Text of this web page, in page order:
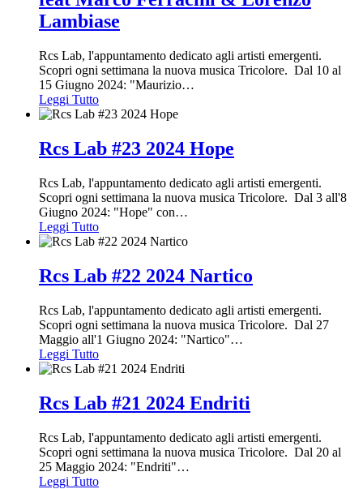
Lambiase
Rcs Lab, l'appuntamento dedicato agli artisti emergenti.
Scopri ogni settimana la nuova musica Tricolore. Dal 10 al
15 Giugno 2024: "Maurizio…
Leggi Tutto
Rcs Lab #23 2024 Hope
Rcs Lab, l'appuntamento dedicato agli artisti emergenti.
Scopri ogni settimana la nuova musica Tricolore. Dal 3 all'8
Giugno 2024: "Hope" con…
Leggi Tutto
Rcs Lab #22 2024 Nartico
Rcs Lab, l'appuntamento dedicato agli artisti emergenti.
Scopri ogni settimana la nuova musica Tricolore. Dal 27
Maggio all'1 Giugno 2024: "Nartico"…
Leggi Tutto
Rcs Lab #21 2024 Endriti
Rcs Lab, l'appuntamento dedicato agli artisti emergenti.
Scopri ogni settimana la nuova musica Tricolore. Dal 20 al
25 Maggio 2024: "Endriti"…
Leggi Tutto